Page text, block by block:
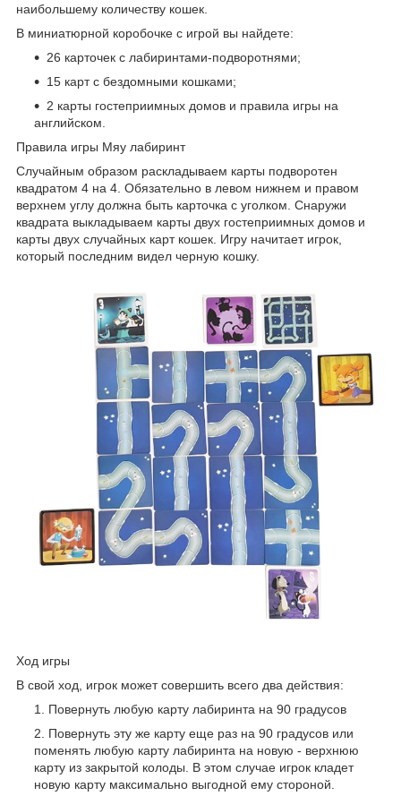
наибольшему количеству кошек.
В миниатюрной коробочке с игрой вы найдете:
26 карточек с лабиринтами-подворотнями;
15 карт с бездомными кошками;
2 карты гостеприимных домов и правила игры на
английском.
Правила игры Мяу лабиринт
Случайным образом раскладываем карты подворотен
квадратом 4 на 4. Обязательно в левом нижнем и правом
верхнем углу должна быть карточка с уголком. Снаружи
квадрата выкладываем карты двух гостеприимных домов и
карты двух случайных карт кошек. Игру начитает игрок,
который последним видел черную кошку.
Ход игры
В свой ход, игрок может совершить всего два действия:
Повернуть любую карту лабиринта на 90 градусов
Повернуть эту же карту еще раз на 90 градусов или
поменять любую карту лабиринта на новую - верхнюю
карту из закрытой колоды. В этом случае игрок кладет
новую карту максимально выгодной ему стороной.